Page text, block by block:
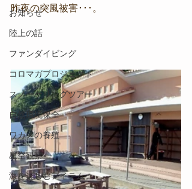
お知らせ
陸上の話
ファンダイビング
コロマガプロジェクト
スノーケリングツアー
自然環境保全
ワカメの養殖
星空観察
海を楽しむアイテム
昨夜の突風被害･･･。